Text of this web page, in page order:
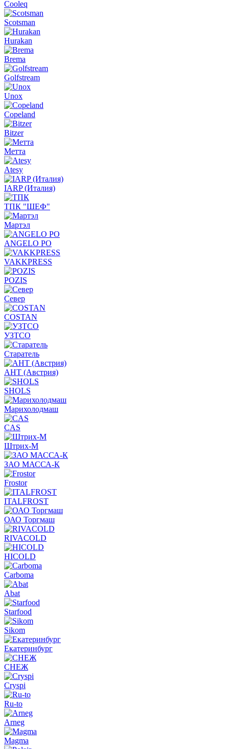
Cooleq
Scotsman
Hurakan
Brema
Golfstream
Unox
Copeland
Bitzer
Метта
Atesy
IARP (Италия)
ТПК "ШЕФ"
Мартэл
ANGELO PO
VAKKPRESS
POZIS
Север
COSTAN
УЗТСО
Старатель
АНТ (Австрия)
SHOLS
Марихолодмаш
CAS
Штрих-М
ЗАО МАССА-К
Frostor
ITALFROST
ОАО Торгмаш
RIVACOLD
HICOLD
Carboma
Abat
Starfood
Sikom
Екатеринбург
СНЕЖ
Cryspi
Ru-to
Arneg
Magma